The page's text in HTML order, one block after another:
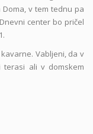
v tem tednu pa
center bo pričel
Vabljeni, da v
terasi ali v domskem